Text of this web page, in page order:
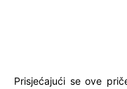
Prisjećajući se ove